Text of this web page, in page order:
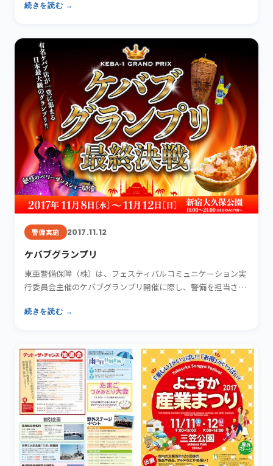
続きを読む →
警備実施 2017.11.12
ケバブグランプリ
東亜警備保障（株）は、フェスティバルコミュニケーション実
行委員会主催のケバブグランプリ開催に際し、警備を担当させ
続きを読む →